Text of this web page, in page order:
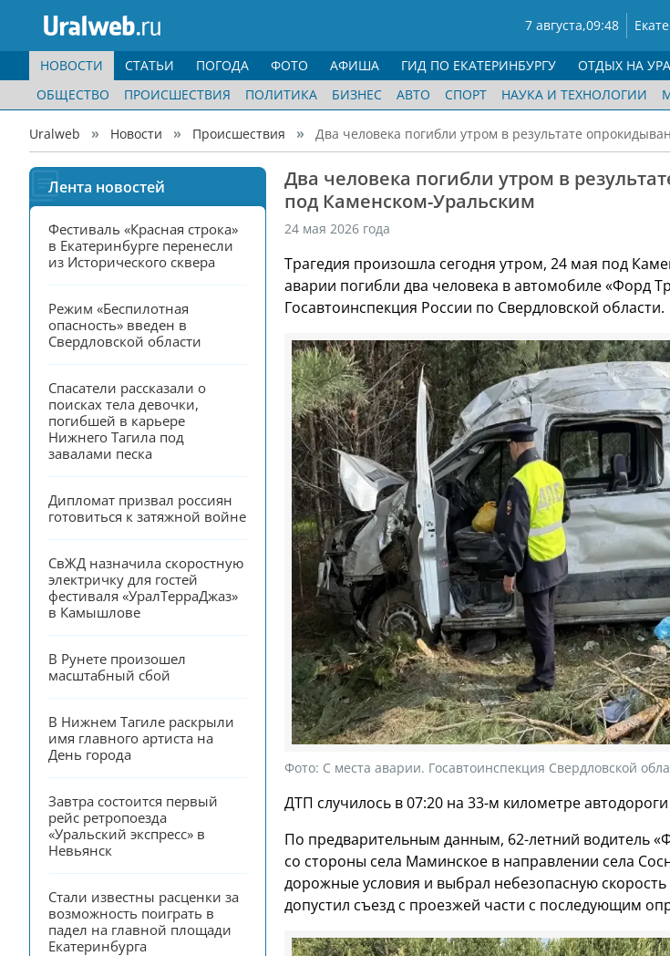
7 августа,09:48
НОВОСТИ
ОБЩЕСТВО
ПРОИСШЕСТВИЯ ПОЛИТИКА БИЗНЕС АВТО СПОРТ НАУКА И ТЕХНОЛОГИИ
СТАТЬИ ПОГОДА ФОТО АФИША ГИД ПО ЕКАТЕРИНБУРГУ ОТДЫХ НА
Uralweb Новости Происшествия Два человека погибли утром в результате
Лента новостей
Фестиваль «Красная строка»
в Екатеринбурге перенесли
из Исторического сквера
Режим «Беспилотная
опасность» введен в
Свердловской области
Спасатели рассказали о
поисках тела девочки,
погибшей в карьере
Нижнего Тагила под
завалами песка
Дипломат призвал россиян
готовиться к затяжной войне
СвЖД назначила скоростную
электричку для гостей
фестиваля «УралТерраДжаз»
в Камышлове
В Рунете произошел
масштабный сбой
В Нижнем Тагиле раскрыли
имя главного артиста на
День города
Завтра состоится первый
рейс ретропоезда
«Уральский экспресс» в
Невьянск
Стали известны расценки за
возможность поиграть в
падел на главной площади
Екатеринбурга
Два человека погибли утром в
под Каменском-Уральским
24 мая 2026 года
Трагедия произошла сегодня утром, 24 мая под
аварии погибли два человека в автомобиле «Форд
Госавтоинспекция России по Свердловской области.
Фото: С места аварии. Госавтоинспекция Свердловской
ДТП случилось в 07:20 на 33-м километре
По предварительным данным, 62-летний водитель
со стороны села Маминское в направлении села
дорожные условия и выбрал небезопасную скорость
допустил съезд с проезжей части с последующим